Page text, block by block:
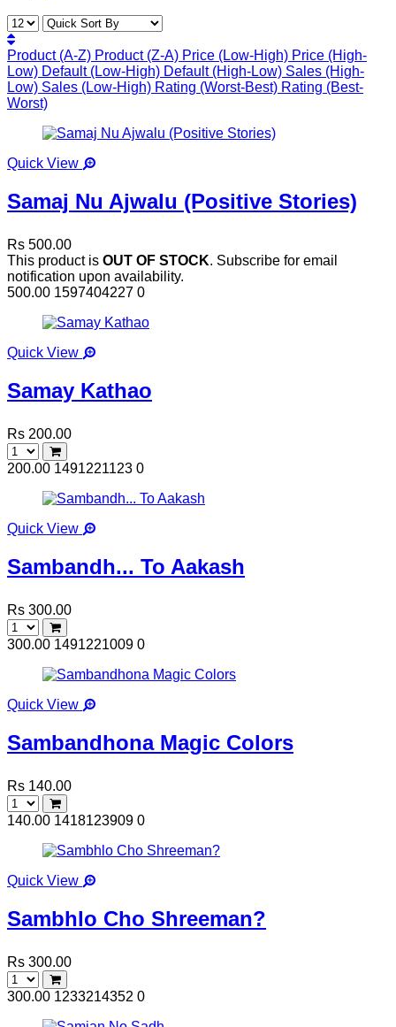
Product (A-Z) Product (Z-A) Price (Low-High) Price (High-
Low) Default (Low-High) Default (High-Low) Sales (High-
Low) Sales (Low-High) Rating (Worst-Best) Rating (Best-
Worst)
Quick View
Samaj Nu Ajwalu (Positive Stories)
Rs 500.00
This product is OUT OF STOCK. Subscribe for email
notification upon availability.
500.00 1597404227 0
Quick View
Samay Kathao
Rs 200.00
200.00 1491221123 0
Quick View
Sambandh... To Aakash
Rs 300.00
300.00 1491221009 0
Quick View
Sambandhona Magic Colors
Rs 140.00
140.00 1418123909 0
Quick View
Sambhlo Cho Shreeman?
Rs 300.00
300.00 1233214352 0